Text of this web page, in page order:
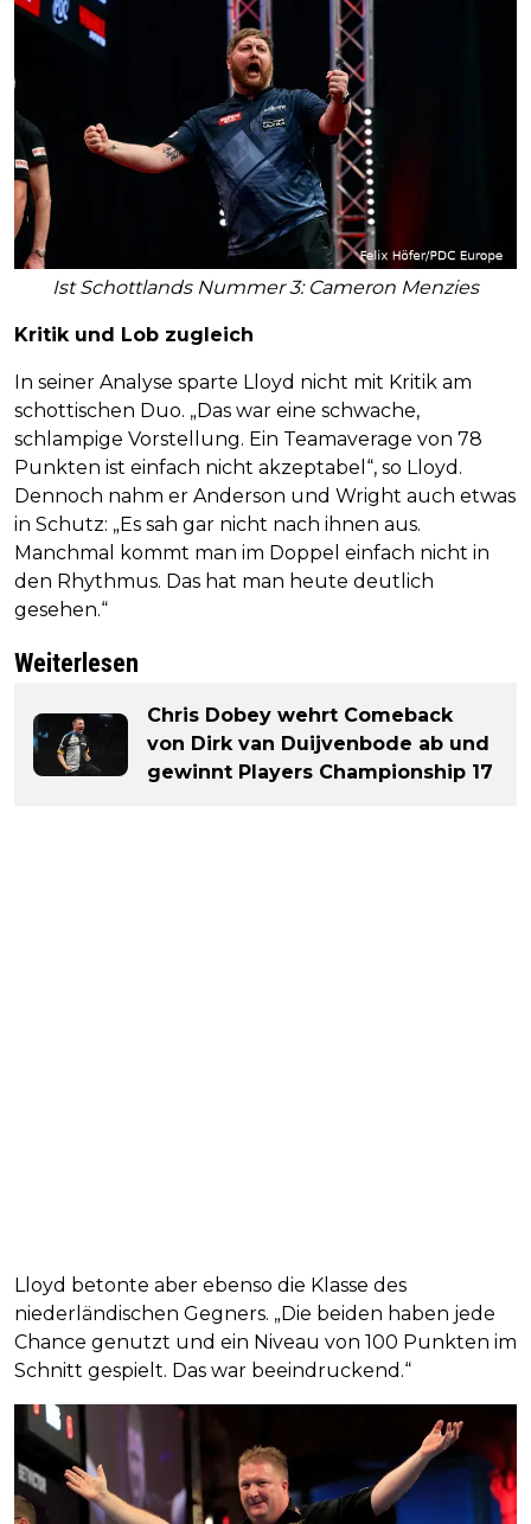
Ist Schottlands Nummer 3: Cameron Menzies
Kritik und Lob zugleich
In seiner Analyse sparte Lloyd nicht mit Kritik am
schottischen Duo. „Das war eine schwache,
schlampige Vorstellung. Ein Teamaverage von 78
Punkten ist einfach nicht akzeptabel“, so Lloyd.
Dennoch nahm er Anderson und Wright auch etwas
in Schutz: „Es sah gar nicht nach ihnen aus.
Manchmal kommt man im Doppel einfach nicht in
den Rhythmus. Das hat man heute deutlich
gesehen.“
Weiterlesen
Chris Dobey wehrt Comeback
von Dirk van Duijvenbode ab und
gewinnt Players Championship 17
Lloyd betonte aber ebenso die Klasse des
niederländischen Gegners. „Die beiden haben jede
Chance genutzt und ein Niveau von 100 Punkten im
Schnitt gespielt. Das war beeindruckend.“